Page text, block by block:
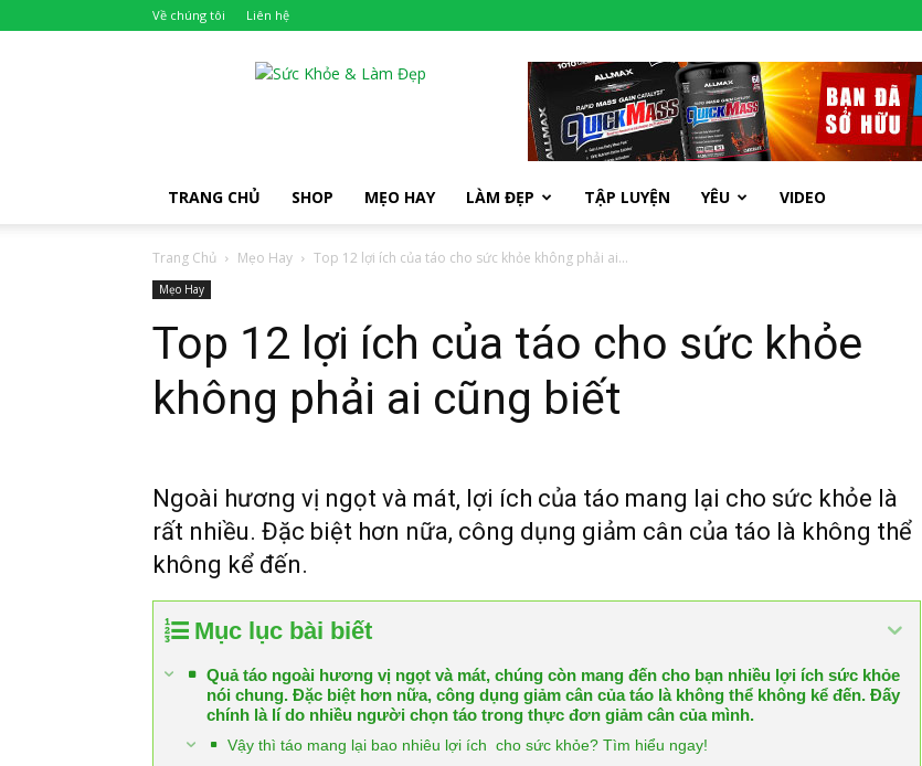
Về chúng tôi Liên hệ
TRANG CHỦ SHOP MẸO HAY LÀM ĐẸP TẬP LUYỆN YÊU VIDEO
Trang Chủ Mẹo Hay Top 12 lợi ích của táo cho sức khỏe không phải ai...
Mẹo Hay
Top 12 lợi ích của táo cho sức khỏe
không phải ai cũng biết
Ngoài hương vị ngọt và mát, lợi ích của táo mang lại cho sức khỏe là
rất nhiều. Đặc biệt hơn nữa, công dụng giảm cân của táo là không thể
không kể đến.
Mục lục bài biết
Quả táo ngoài hương vị ngọt và mát, chúng còn mang đến cho bạn nhiều lợi ích sức khỏe
nói chung. Đặc biệt hơn nữa, công dụng giảm cân của táo là không thể không kể đến. Đấy
chính là lí do nhiều người chọn táo trong thực đơn giảm cân của mình.
Vậy thì táo mang lại bao nhiêu lợi ích cho sức khỏe? Tìm hiểu ngay!